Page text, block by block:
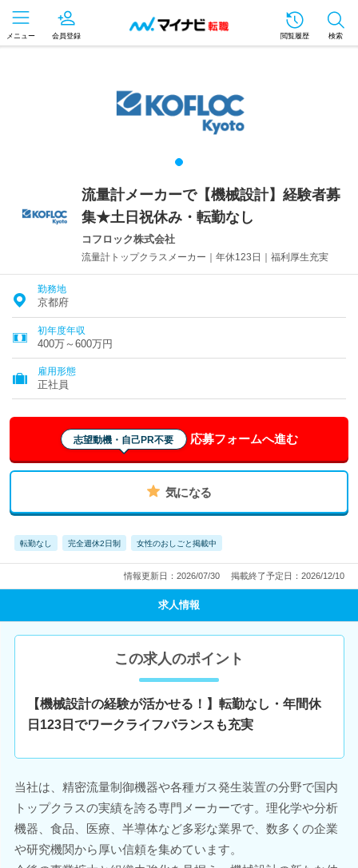
メニュー 会員登録 閲覧履歴 検索
流量計メーカーで【機械設計】経験者募
集★土日祝休み・転勤なし
コフロック株式会社
流量計トップクラスメーカー｜年休123日｜福利厚生充実
勤務地
京都府
初年度年収
400万～600万円
雇用形態
正社員
志望動機・自己PR不要 応募フォームへ進む
気になる
転勤なし 完全週休2日制 女性のおしごと掲載中
情報更新日：2026/07/30 掲載終了予定日：2026/12/10
求人情報
この求人のポイント
【機械設計の経験が活かせる！】転勤なし・年間休
日123日でワークライフバランスも充実
当社は、精密流量制御機器や各種ガス発生装置の分野で国内
トップクラスの実績を誇る専門メーカーです。理化学や分析
機器、食品、医療、半導体など多彩な業界で、数多くの企業
や研究機関から厚い信頼を集めています。